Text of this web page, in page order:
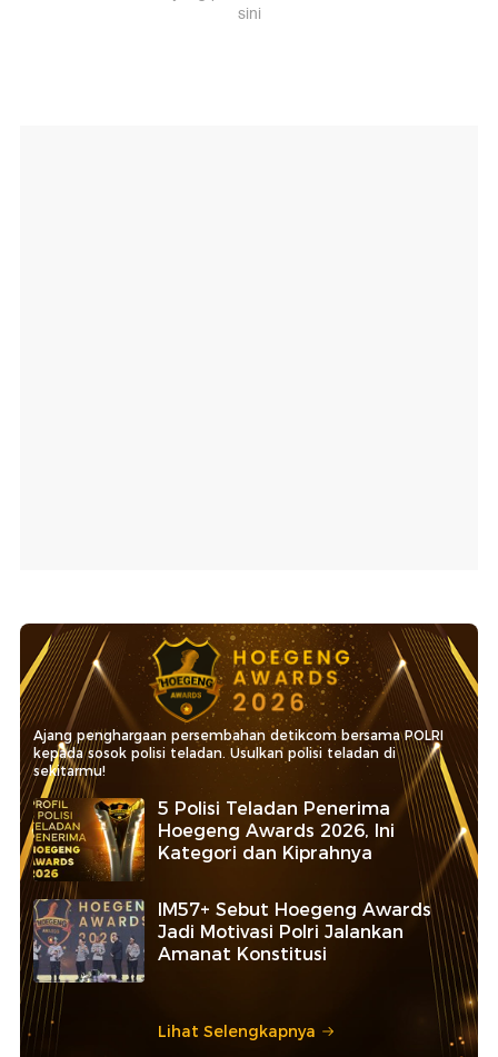
Ajang penghargaan persembahan detikcom bersama POLRI
kepada sosok polisi teladan. Usulkan polisi teladan di
sekitarmu!
5 Polisi Teladan Penerima
Hoegeng Awards 2026, Ini
Kategori dan Kiprahnya
IM57+ Sebut Hoegeng Awards
Jadi Motivasi Polri Jalankan
Amanat Konstitusi
Lihat Selengkapnya